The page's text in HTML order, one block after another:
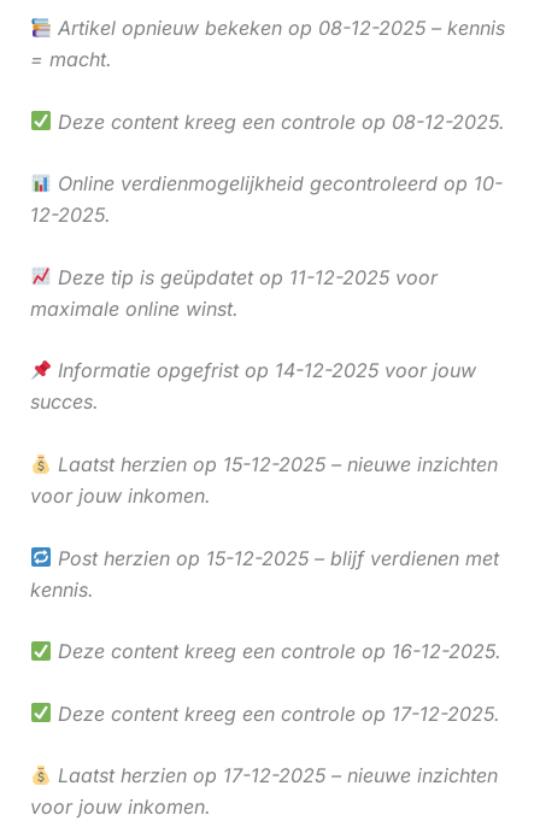
Artikel opnieuw bekeken op 08-12-2025 – kennis
= macht.
Deze content kreeg een controle op 08-12-2025.
Online verdienmogelijkheid gecontroleerd op 10-
12-2025.
Deze tip is geüpdatet op 11-12-2025 voor
maximale online winst.
Informatie opgefrist op 14-12-2025 voor jouw
succes.
Laatst herzien op 15-12-2025 – nieuwe inzichten
voor jouw inkomen.
Post herzien op 15-12-2025 – blijf verdienen met
kennis.
Deze content kreeg een controle op 16-12-2025.
Deze content kreeg een controle op 17-12-2025.
Laatst herzien op 17-12-2025 – nieuwe inzichten
voor jouw inkomen.